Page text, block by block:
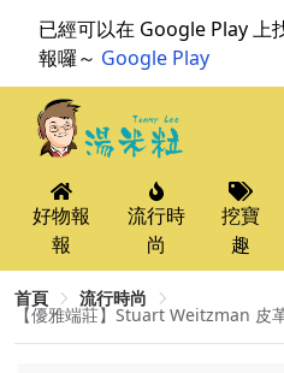
已經可以在 Google Play 上
報囉～ Google Play
好物報
報
流行時
尚
挖寶
趣
首頁 流行時尚
【優雅端莊】Stuart Weitzman 皮